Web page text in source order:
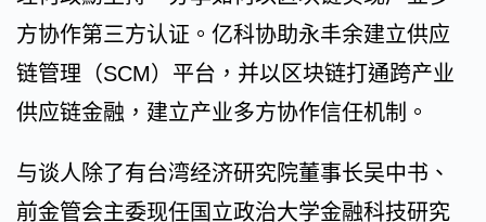
方协作第三方认证。亿科协助永丰余建立供应
链管理（SCM）平台，并以区块链打通跨产业
供应链金融，建立产业多方协作信任机制。
与谈人除了有台湾经济研究院董事长吴中书、
前金管会主委现任国立政治大学金融科技研究